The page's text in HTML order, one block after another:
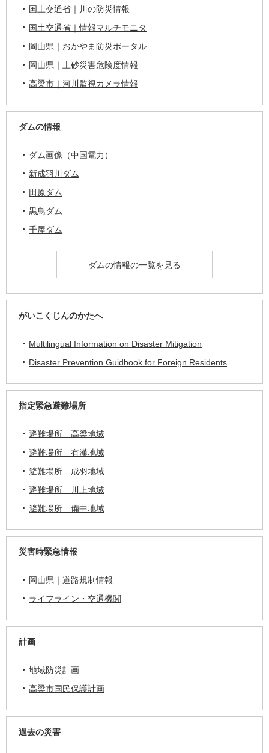
国土交通省｜川の防災情報
国土交通省｜情報マルチモニタ
岡山県｜おかやま防災ポータル
岡山県｜土砂災害危険度情報
高梁市｜河川監視カメラ情報
ダムの情報
ダム画像（中国電力）
新成羽川ダム
田原ダム
黒鳥ダム
千屋ダム
ダムの情報の一覧を見る
がいこくじんのかたへ
Multilingual Information on Disaster Mitigation
Disaster Prevention Guidbook for Foreign Residents
指定緊急避難場所
避難場所 高梁地域
避難場所 有漢地域
避難場所 成羽地域
避難場所 川上地域
避難場所 備中地域
災害時緊急情報
岡山県｜道路規制情報
ライフライン・交通機関
計画
地域防災計画
高梁市国民保護計画
過去の災害